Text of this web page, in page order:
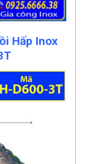
Hấp Inox